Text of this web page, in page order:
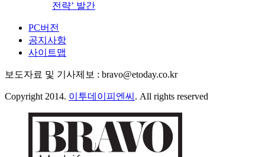
전략’ 발간
PC버전
공지사항
사이트맵
보도자료 및 기사제보 : bravo@etoday.co.kr
Copyright 2014. 이투데이피엔씨 . All rights reserved